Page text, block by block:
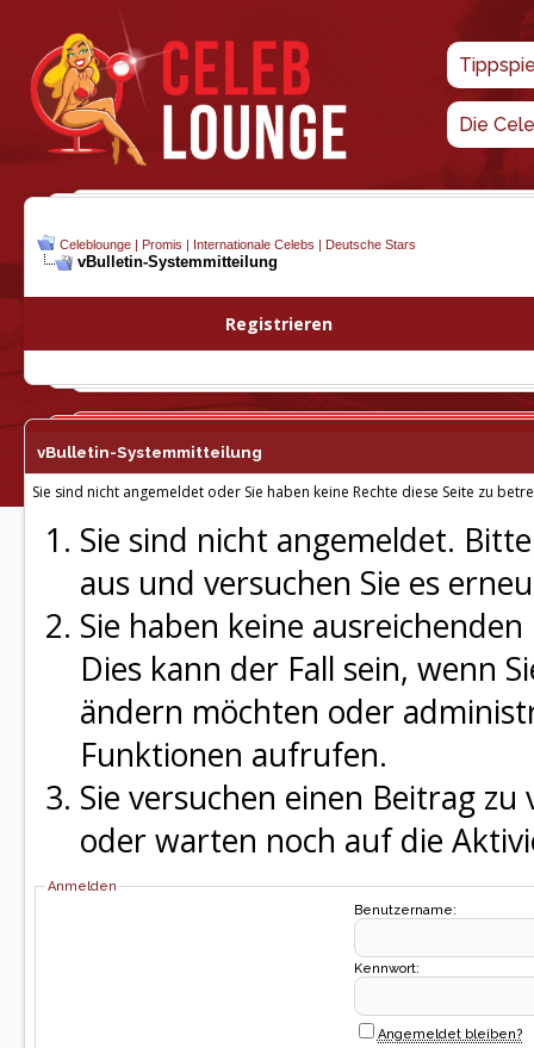
Die
Celeblounge | Promis | Internationale Celebs | Deutsche Stars
vBulletin-Systemmitteilung
Registrieren
vBulletin-Systemmitteilung
Sie sind nicht angemeldet oder Sie haben keine Rechte diese Seite zu
Sie sind nicht angemeldet.
aus und versuchen Sie es
Sie haben keine
Dies kann der Fall sein, wenn
ändern möchten oder
Funktionen aufrufen.
Sie versuchen einen Beitrag
oder warten noch auf die
Anmelden
Benutzername:
Kennwort:
Angemeldet bleiben?